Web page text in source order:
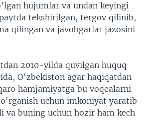
hujumlar va undan keyingi
tekshirilgan, tergov qilinib,
qilingan va javobgarlar jazosini
2010-yilda quvilgan huquq
O'zbekiston agar haqiqatdan
hamjamiyatga bu voqealarni
uchun imkoniyat yaratib
va buning uchun hozir ham kech